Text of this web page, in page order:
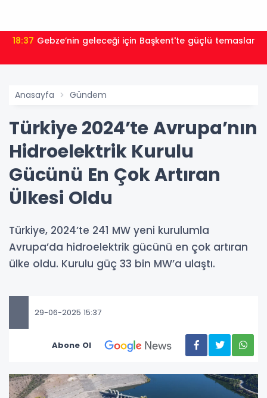
18:37 Gebze’nin geleceği için Başkent'te güçlü temaslar
Anasayfa Gündem
Türkiye 2024’te Avrupa’nın
Hidroelektrik Kurulu
Gücünü En Çok Artıran
Ülkesi Oldu
Türkiye, 2024’te 241 MW yeni kurulumla
Avrupa’da hidroelektrik gücünü en çok artıran
ülke oldu. Kurulu güç 33 bin MW’a ulaştı.
29-06-2025 15:37
Abone Ol